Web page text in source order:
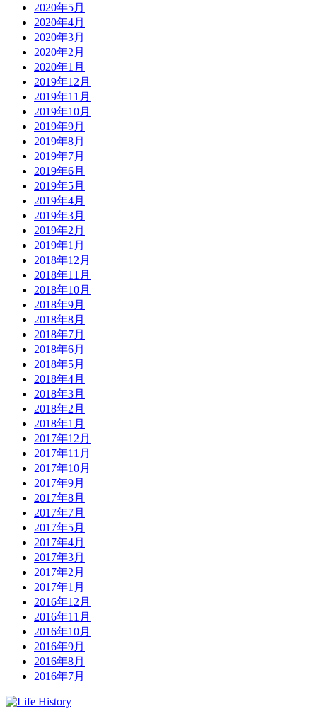
2020年5月
2020年4月
2020年3月
2020年2月
2020年1月
2019年12月
2019年11月
2019年10月
2019年9月
2019年8月
2019年7月
2019年6月
2019年5月
2019年4月
2019年3月
2019年2月
2019年1月
2018年12月
2018年11月
2018年10月
2018年9月
2018年8月
2018年7月
2018年6月
2018年5月
2018年4月
2018年3月
2018年2月
2018年1月
2017年12月
2017年11月
2017年10月
2017年9月
2017年8月
2017年7月
2017年5月
2017年4月
2017年3月
2017年2月
2017年1月
2016年12月
2016年11月
2016年10月
2016年9月
2016年8月
2016年7月